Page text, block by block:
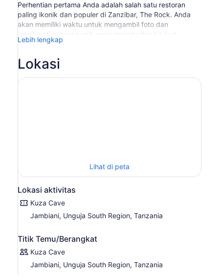
Perhentian pertama Anda adalah salah satu restoran
paling ikonik dan populer di Zanzibar, The Rock. Anda
akan memiliki waktu untuk mengambil foto dan
menikmati suasana unik yang menghadap ke laut.
Setelah itu, Anda akan melanjutkan perjalanan ke Gua
gua dan garis waktu sejarah Swahili, yang membawa
Afrika Timur sebagai tempat lahirnya umat manusia.
tanpa pengalaman memasak.
Lebih lengkap
Lokasi
Lihat di peta
Lokasi aktivitas
Kuza Cave
Jambiani, Unguja South Region, Tanzania
Titik Temu/Berangkat
Kuza Cave
Jambiani, Unguja South Region, Tanzania